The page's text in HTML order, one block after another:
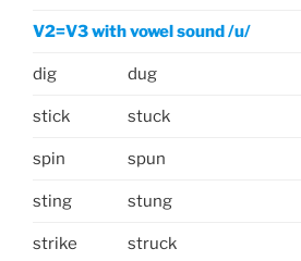
V2=V3 with vowel sound /u/
dig dug
stick stuck
spin spun
sting stung
strike struck